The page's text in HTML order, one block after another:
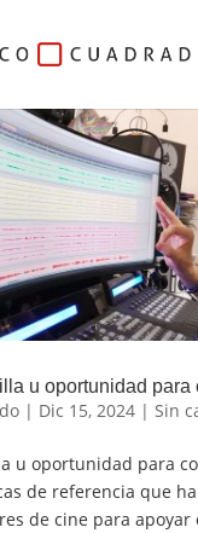
u oportunidad para
| Dic 15, 2024 | Sin
u oportunidad para
de referencia que
de cine para